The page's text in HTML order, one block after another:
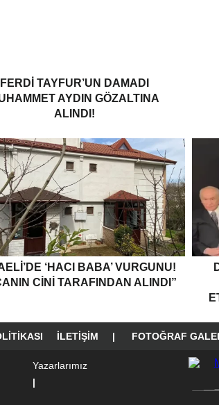
FERDI TAYFUR’UN DAMADI
AYDIN GÖZALTINA
ALINDI!
‘HACI BABA’ VURGUNU!
CINI TARAFINDAN ALINDI”
İLETIŞIM | FOTOĞRAF
Yazarlarımız
|